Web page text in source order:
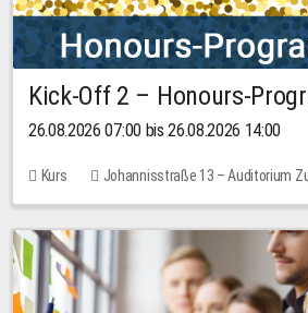
Kick-Off 2 – Honours-
26.08.2026 07:00 bis 26.08.2026 14:00
Kurs
Johannisstraße 13 – Auditorium
Keine freien Plätze